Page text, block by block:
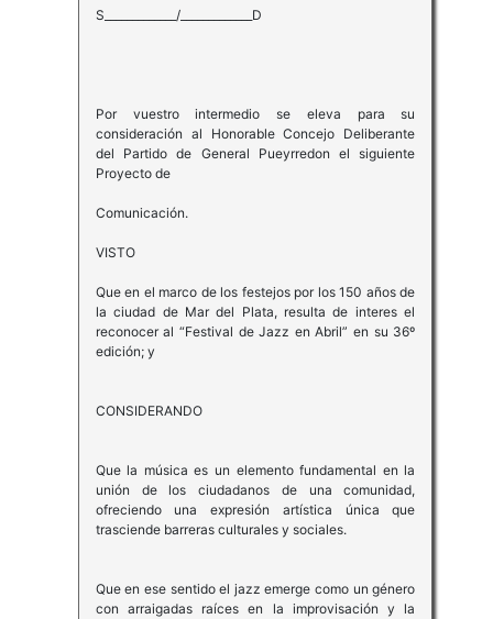
S_____________/_____________D
Por vuestro intermedio se eleva para su
consideración al Honorable Concejo Deliberante
del Partido de General Pueyrredon el siguiente
Proyecto de
Comunicación.
VISTO
Que en el marco de los festejos por los 150 años de
la ciudad de Mar del Plata, resulta de interes el
reconocer al “Festival de Jazz en Abril” en su 36º
edición; y
CONSIDERANDO
Que la música es un elemento fundamental en la
unión de los ciudadanos de una comunidad,
ofreciendo una expresión artística única que
trasciende barreras culturales y sociales.
Que en ese sentido el jazz emerge como un género
con arraigadas raíces en la improvisación y la